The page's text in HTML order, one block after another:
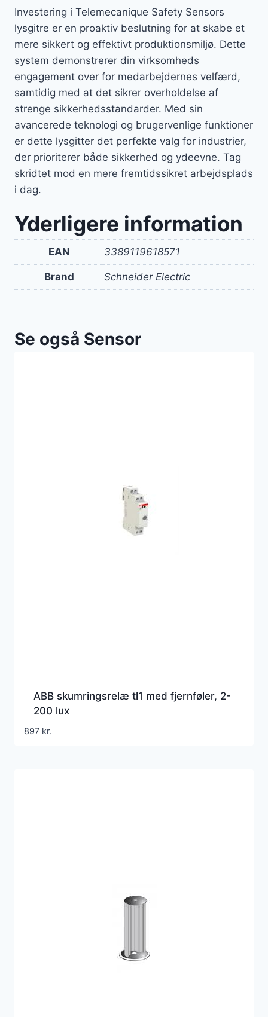
Investering i Telemecanique Safety Sensors
lysgitre er en proaktiv beslutning for at skabe et
mere sikkert og effektivt produktionsmiljø. Dette
system demonstrerer din virksomheds
engagement over for medarbejdernes velfærd,
samtidig med at det sikrer overholdelse af
strenge sikkerhedsstandarder. Med sin
avancerede teknologi og brugervenlige funktioner
er dette lysgitter det perfekte valg for industrier,
der prioriterer både sikkerhed og ydeevne. Tag
skridtet mod en mere fremtidssikret arbejdsplads
i dag.
Yderligere information
EAN 3389119618571
Brand Schneider Electric
Se også Sensor
ABB skumringsrelæ tl1 med fjernføler, 2-
200 lux
897 kr.